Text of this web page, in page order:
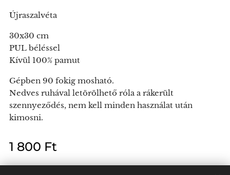
Újraszalvéta
30x30 cm
PUL béléssel
Kívül 100% pamut
Gépben 90 fokig mosható.
Nedves ruhával letörölhető róla a rákerült
szennyeződés, nem kell minden használat után
kimosni.
1 800 Ft